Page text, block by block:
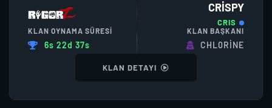
CRISPY
CRIS
KLAN OYNAMA SÜRESI
6s 22d 37s
KLAN BAŞKANI
CHL0RINE
KLAN DETAYI